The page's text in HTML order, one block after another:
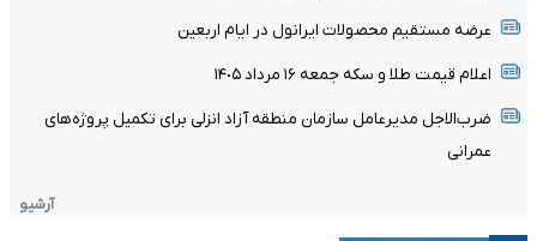
عرضه مستقیم محصولات ایرانول در ایام اربعین
اعلام قیمت طلا و سکه جمعه ١۶ مرداد ١۴٠۵
ضرب‌الاجل مدیرعامل سازمان منطقه آزاد انزلی برای تکمیل پروژه‌های
عمرانی
آرشیو